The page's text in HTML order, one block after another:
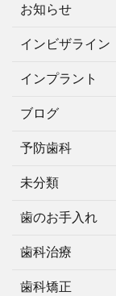
お知らせ
インビザライン
インプラント
ブログ
予防歯科
未分類
歯のお手入れ
歯科治療
歯科矯正